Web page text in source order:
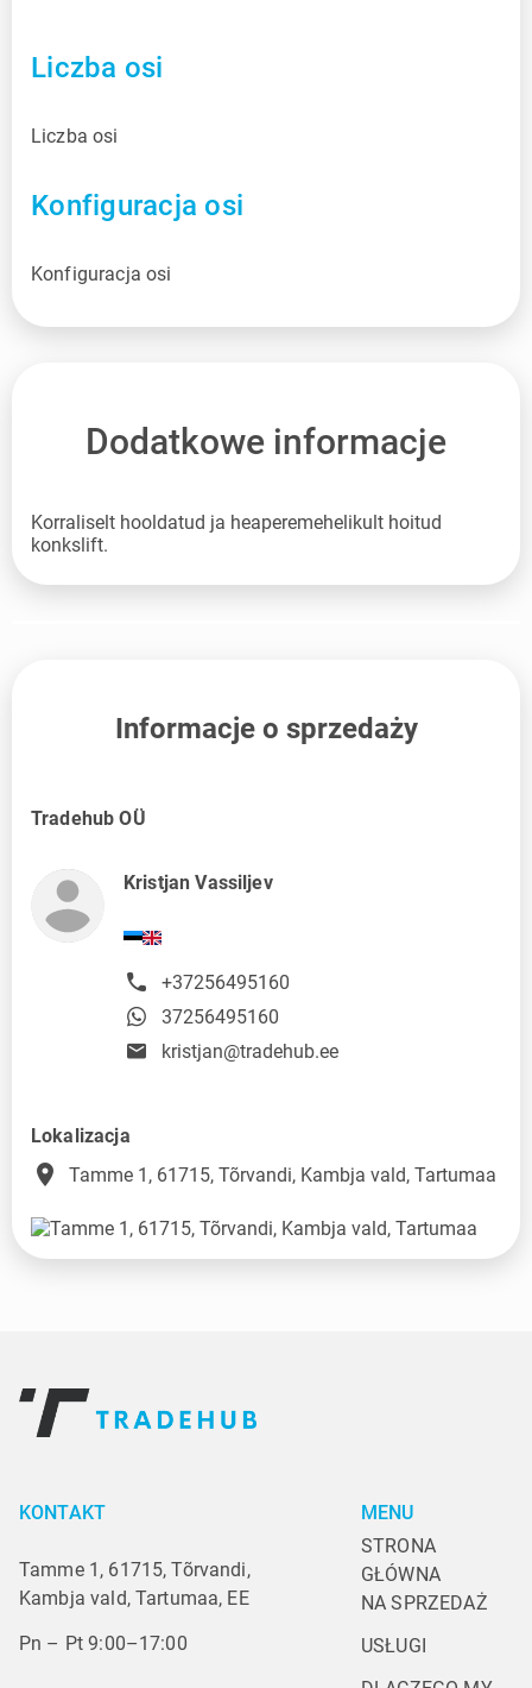
Liczba osi
Liczba osi
Konfiguracja osi
Konfiguracja osi
Dodatkowe informacje
Korraliselt hooldatud ja heaperemehelikult hoitud
konkslift.
Informacje o sprzedaży
Tradehub OÜ
Kristjan Vassiljev
+37256495160
37256495160
kristjan@tradehub.ee
Lokalizacja
place Tamme 1, 61715, Tõrvandi, Kambja vald, Tartumaa
KONTAKT
Tamme 1, 61715, Tõrvandi,
Kambja vald, Tartumaa, EE
Pn – Pt 9:00–17:00
MENU
STRONA
GŁÓWNA
NA SPRZEDAŻ
USŁUGI